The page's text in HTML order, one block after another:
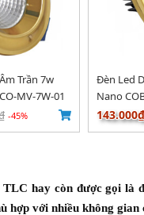
Trần 7w
MV-7W-01
-45%
Đèn Led
Nano
143.000₫
hay còn được gọi là
hợp với nhiều không gian